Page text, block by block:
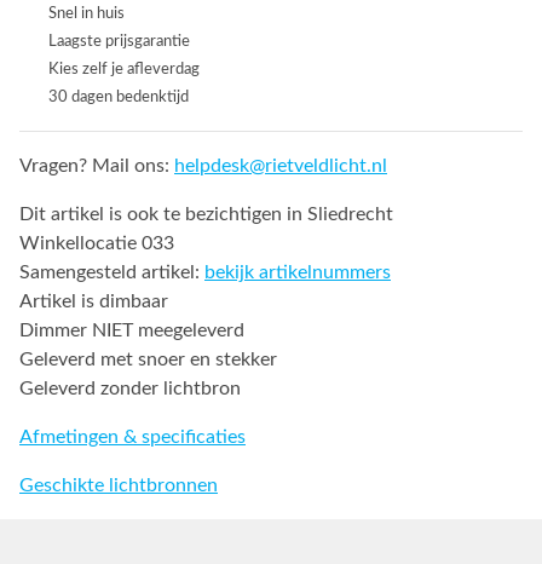
Snel in huis
Laagste prijsgarantie
Kies zelf je afleverdag
30 dagen bedenktijd
Vragen? Mail ons: helpdesk@rietveldlicht.nl
Dit artikel is ook te bezichtigen in Sliedrecht
Winkellocatie 033
Samengesteld artikel: bekijk artikelnummers
Artikel is dimbaar
Dimmer NIET meegeleverd
Geleverd met snoer en stekker
Geleverd zonder lichtbron
Afmetingen & specificaties
Geschikte lichtbronnen